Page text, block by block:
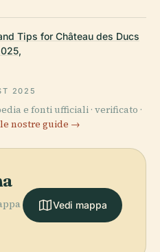
Tips for Château des Ducs
2025
e fonti ufficiali · verificato ·
nostre guide →
Vedi mappa